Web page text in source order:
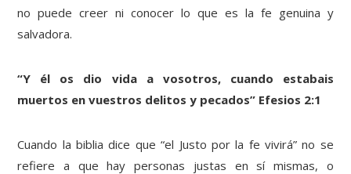
no puede creer ni conocer lo que es la fe genuina y
salvadora.
“Y él os dio vida a vosotros, cuando estabais
muertos en vuestros delitos y pecados” Efesios 2:1
Cuando la biblia dice que “el Justo por la fe vivirá” no se
refiere a que hay personas justas en sí mismas, o